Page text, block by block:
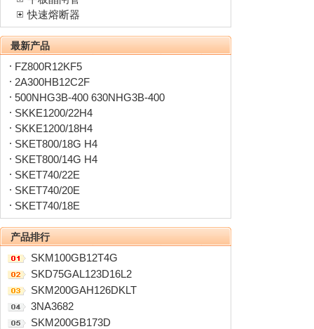
快速熔断器
最新产品
FZ800R12KF5
2A300HB12C2F
500NHG3B-400 630NHG3B-400
SKKE1200/22H4
SKKE1200/18H4
SKET800/18G H4
SKET800/14G H4
SKET740/22E
SKET740/20E
SKET740/18E
产品排行
SKM100GB12T4G
SKD75GAL123D16L2
SKM200GAH126DKLT
3NA3682
SKM200GB173D